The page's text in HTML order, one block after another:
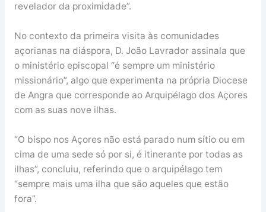
revelador da proximidade”.
No contexto da primeira visita às comunidades
açorianas na diáspora, D. João Lavrador assinala que
o ministério episcopal “é sempre um ministério
missionário”, algo que experimenta na própria Diocese
de Angra que corresponde ao Arquipélago dos Açores
com as suas nove ilhas.
“O bispo nos Açores não está parado num sítio ou em
cima de uma sede só por si, é itinerante por todas as
ilhas”, concluiu, referindo que o arquipélago tem
“sempre mais uma ilha que são aqueles que estão
fora”.